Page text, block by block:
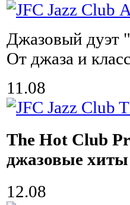
Джазовый
От джаза и
11.08
The Hot Club
джазовые хиты
12.08